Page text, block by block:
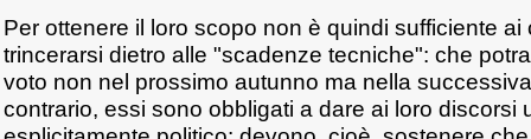
Per ottenere il loro scopo non è quindi sufficiente ai
trincerarsi dietro alle "scadenze tecniche": che
voto non nel prossimo autunno ma nella
contrario, essi sono obbligati a dare ai loro discorsi